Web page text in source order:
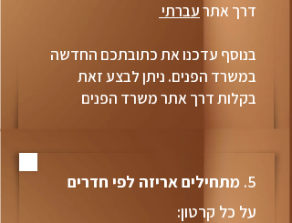
דרך אתרעברתי
בנוסף עדכנו את כתובתכם החדשה
במשרד הפנים. ניתן לבצע זאת
בקלות דרך אתר משרד הפנים
5. מתחילים אריזה לפי חדרים
על כל קרטון: